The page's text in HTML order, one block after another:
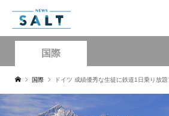
国際
国際 ドイツ 成績優秀な生徒に鉄道1日乗り放題